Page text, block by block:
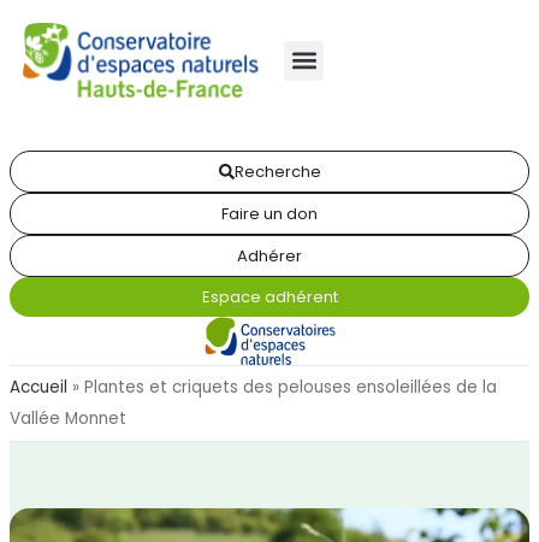
Recherche
Faire un don
Adhérer
Espace adhérent
Accueil » Plantes et criquets des pelouses ensoleillées de la
Vallée Monnet